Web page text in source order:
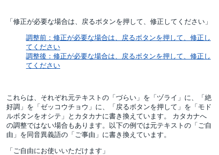
「修正が必要な場合は、戻るボタンを押して、修正してください」
調整前：修正が必要な場合は、戻るボタンを押して、修正し
てください
調整後：修正が必要な場合は、戻るボタンを押して、修正し
てください
これらは、それぞれ元テキストの「づらい」を「ヅライ」に、「絶
好調」を「ゼッコウチョウ」に、「戻るボタンを押して」を「モド
ルボタンをオシテ」とカタカナに書き換えています。 カタカナへ
の調整ではない場合もあります。以下の例では元テキストの「ご自
由」を同音異義語の「ご事由」に書き換えています。
「ご自由にお使いいただけます」